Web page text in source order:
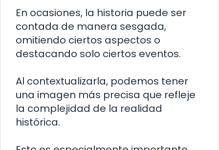
En ocasiones, la historia puede ser
contada de manera sesgada,
omitiendo ciertos aspectos o
destacando solo ciertos eventos.
Al contextualizarla, podemos tener
una imagen más precisa que refleje
la complejidad de la realidad
histórica.